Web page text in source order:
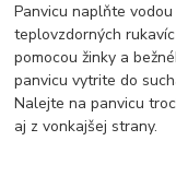
Panvicu naplňte
teplovzdorných
pomocou žinky a
panvicu vytrite do
Nalejte na panvicu
aj z vonkajšej strany.